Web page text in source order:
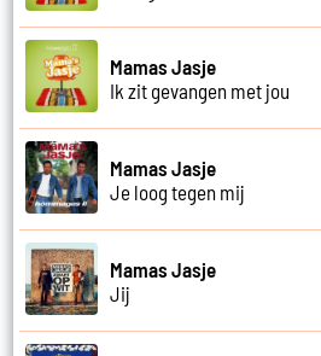
Mamas Jasje
Ik zit gevangen met jou
Mamas Jasje
Je loog tegen mij
Mamas Jasje
Jij